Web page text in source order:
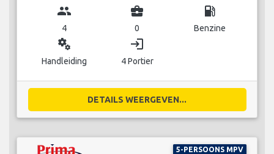
group
4
business_center
0
local_gas_station
Benzine
miscellaneous_services
Handleiding
login
4 Portier
DETAILS WEERGEVEN...
5-PERSOONS MPV